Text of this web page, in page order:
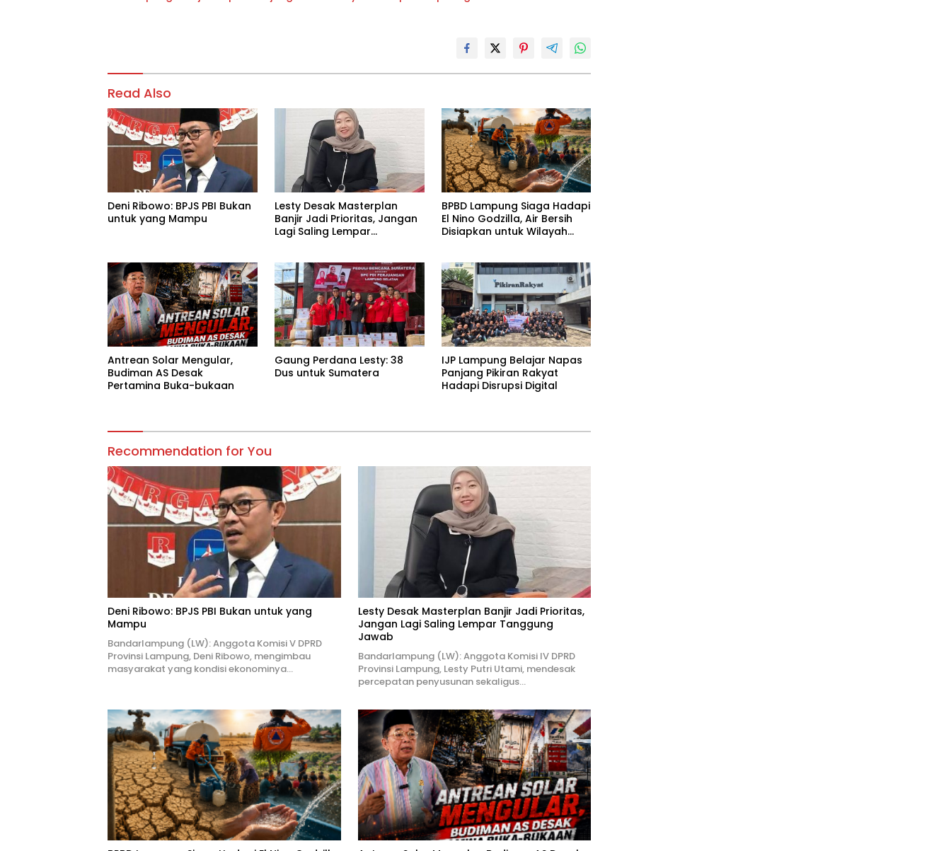
Read Also
Deni Ribowo: BPJS PBI Bukan
untuk yang Mampu
Lesty Desak Masterplan
Banjir Jadi Prioritas, Jangan
Lagi Saling Lempar
BPBD Lampung Siaga Hadapi
El Nino Godzilla, Air Bersih
Disiapkan untuk Wilayah
Antrean Solar Mengular,
Budiman AS Desak
Pertamina Buka-bukaan
Gaung Perdana Lesty: 38
Dus untuk Sumatera
IJP Lampung Belajar Napas
Panjang Pikiran Rakyat
Hadapi Disrupsi Digital
Recommendation for You
Deni Ribowo: BPJS PBI Bukan untuk yang
Mampu
Bandarlampung (LW): Anggota Komisi V DPRD
Provinsi Lampung, Deni Ribowo, mengimbau
masyarakat yang kondisi ekonominya…
Lesty Desak Masterplan Banjir Jadi Prioritas,
Jangan Lagi Saling Lempar Tanggung
Jawab
Bandarlampung (LW): Anggota Komisi IV DPRD
Provinsi Lampung, Lesty Putri Utami, mendesak
percepatan penyusunan sekaligus…